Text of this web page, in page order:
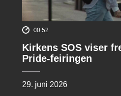
00:52
Kirkens SOS viser
Pride-feiringen
29. juni 2026